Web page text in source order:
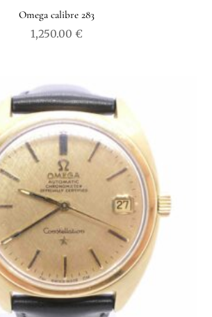
Omega calibre 283
1,250.00 €